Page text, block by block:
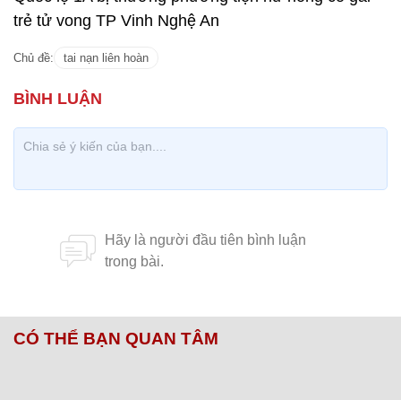
trẻ tử vong TP Vinh Nghệ An
Chủ đề: tai nạn liên hoàn
CÓ THỂ BẠN QUAN TÂM